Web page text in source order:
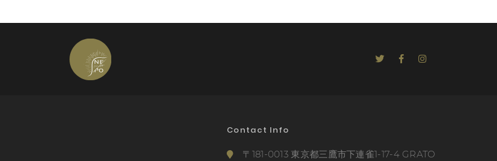
Contact Info
〒181-0013 東京都三鷹市下連雀1-17-4 GRATO